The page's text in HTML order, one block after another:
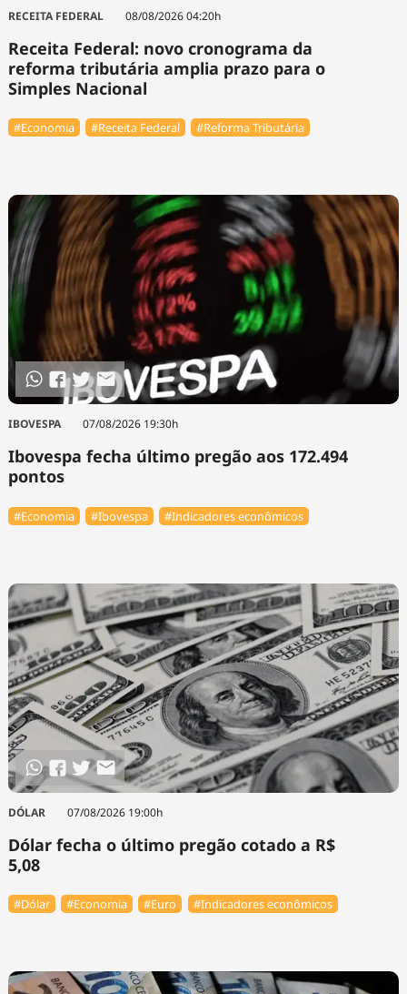
Cinema
Infraestrutura
RECEITA FEDERAL 08/08/2026 04:20h
Receita Federal: novo cronograma da
reforma tributária amplia prazo para o
Simples Nacional
#Economia #Receita Federal #Reforma Tributária
IBOVESPA 07/08/2026 19:30h
Ibovespa fecha último pregão aos 172.494
pontos
#Economia #Ibovespa #Indicadores econômicos
DÓLAR 07/08/2026 19:00h
Dólar fecha o último pregão cotado a R$
5,08
#Dólar #Economia #Euro #Indicadores econômicos